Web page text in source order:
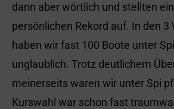
dann aber wörtlich und stellten
persönlichen Rekord auf. In den
haben wir fast 100 Boote unter
unglaublich. Trotz deutlichem
meinerseits waren wir unter Spi
Kurswahl war schon fast